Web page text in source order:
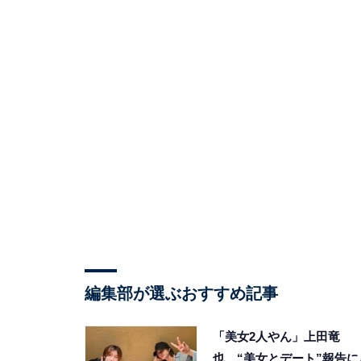
編集部が選ぶおすすめ記事
「美女2人やん」上田竜
也、“美女とデート”報告に